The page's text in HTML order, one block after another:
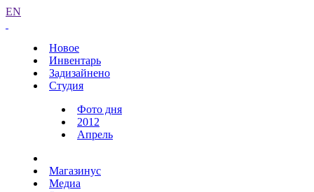
EN
Новое
Инвентарь
Задизайнено
Студия
Фото дня
2012
Апрель
Магазинус
Медиа